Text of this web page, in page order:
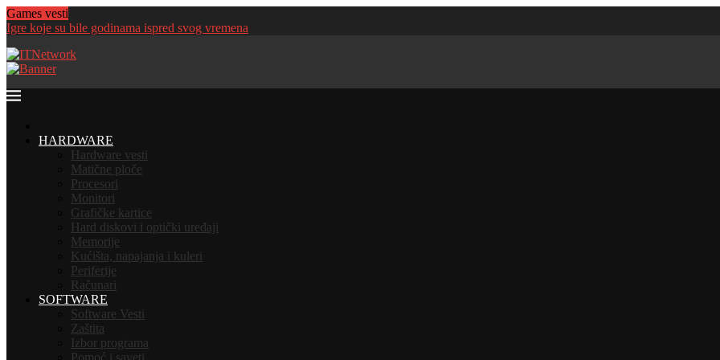
Games vesti
Igre koje su bile godinama ispred svog vremena
HARDWARE
Hardware vesti
Matične ploče
Procesori
Monitori
Grafičke kartice
Hard diskovi i optički uređaji
Memorije
Kućišta, napajanja i kuleri
Periferije
Računari
SOFTWARE
Software Vesti
Zaštita
Izbor programa
Pomoć i saveti